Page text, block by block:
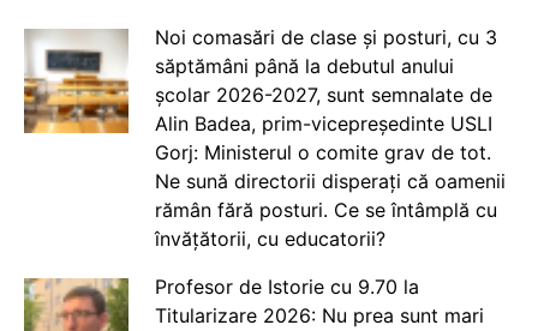
Noi comasări de clase și posturi, cu 3
săptămâni până la debutul anului
școlar 2026-2027, sunt semnalate de
Alin Badea, prim-vicepreședinte USLI
Gorj: Ministerul o comite grav de tot.
Ne sună directorii disperați că oamenii
rămân fără posturi. Ce se întâmplă cu
învățătorii, cu educatorii?
Profesor de Istorie cu 9.70 la
Titularizare 2026: Nu prea sunt mari